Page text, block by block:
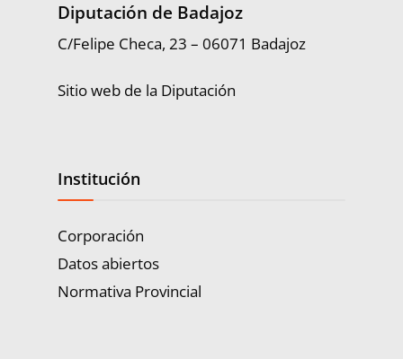
Diputación de Badajoz
C/Felipe Checa, 23 – 06071 Badajoz
Sitio web de la Diputación
Institución
Corporación
Datos abiertos
Normativa Provincial